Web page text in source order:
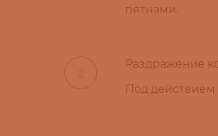
пятнами.
Раздражение
Под действием